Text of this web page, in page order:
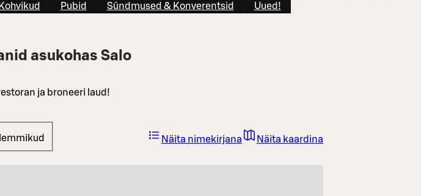
Kohvikud Pubid Sûndmused & Konverentsid Uued!
asukohas Salo
ja broneeri laud!
Näita nimekirjana Näita kaardina